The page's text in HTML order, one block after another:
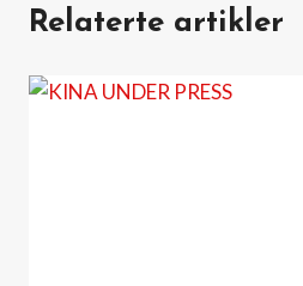
Relaterte artikler